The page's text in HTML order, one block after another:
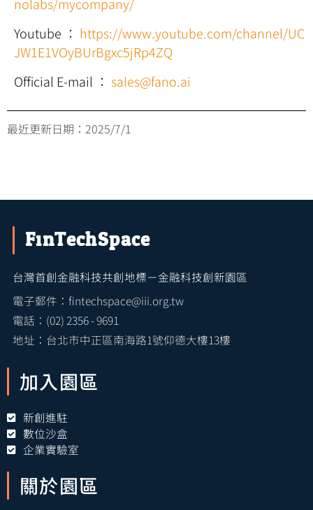
Youtube ： https://www.youtube.com/channel/UC
JW1E1VOyBUrBgxc5jRp4ZQ
Official E-mail ： sales@fano.ai
最近更新日期： 2025/7/1
FinTechSpace
台灣首創金融科技共創地標－金融科技創新園區
電子郵件：fintechspace@iii.org.tw
電話：(02) 2356 - 9691
地址：台北市中正區南海路1號仰德大樓13樓
加入園區
新創進駐
數位沙盒
企業實驗室
關於園區